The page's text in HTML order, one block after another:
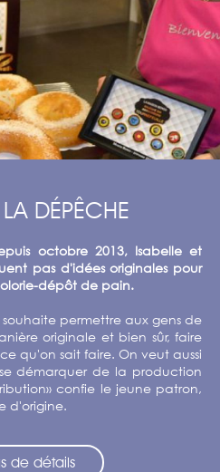
DÉPÊCHE
octobre 2013, Isabelle et
pas d'idées originales pour
dépôt de pain.
souhaite permettre aux gens de
originale et bien sûr, faire
qu'on sait faire. On veut aussi
démarquer de la production
confie le jeune patron,
d'origine.
de détails